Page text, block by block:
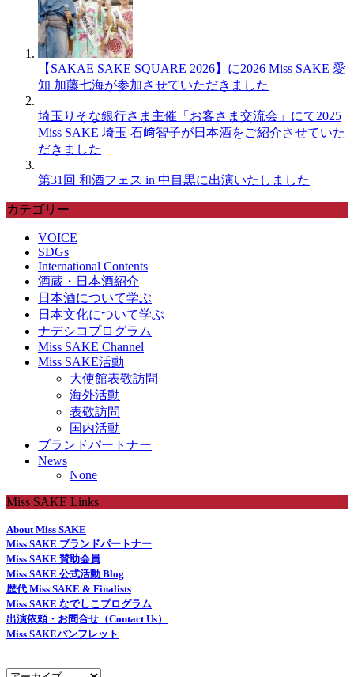
【SAKAE SAKE SQUARE 2026】に2026 Miss SAKE 愛
知 加藤七海が参加させていただきました
埼玉りそな銀行さま主催「お客さま交流会」にて2025
Miss SAKE 埼玉 石﨑智子が日本酒をご紹介させていた
だきました
第31回 和酒フェス in 中目黒に出演いたしました
カテゴリー
VOICE
SDGs
International Contents
酒蔵・日本酒紹介
日本酒について学ぶ
日本文化について学ぶ
ナデシコプログラム
Miss SAKE Channel
Miss SAKE活動
大使館表敬訪問
海外活動
表敬訪問
国内活動
ブランドパートナー
News
None
Miss SAKE Links
About Miss SAKE
Miss SAKE ブランドパートナー
Miss SAKE 賛助会員
Miss SAKE 公式活動 Blog
歴代 Miss SAKE & Finalists
Miss SAKE なでしこプログラム
出演依頼・お問合せ（Contact Us）
Miss SAKEパンフレット